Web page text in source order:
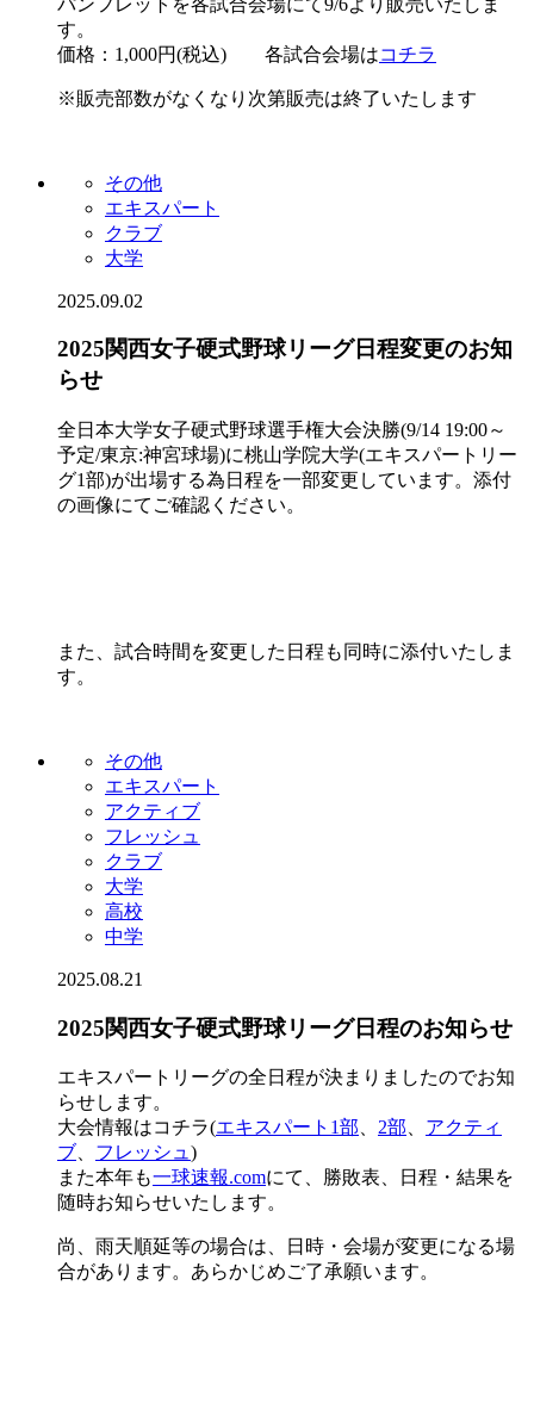
す。
価格：1,000円(税込) 各試合会場はコチラ
※販売部数がなくなり次第販売は終了いたします
その他
エキスパート
クラブ
大学
2025.09.02
2025関西女子硬式野球リーグ日程変更のお知
らせ
全日本大学女子硬式野球選手権大会決勝(9/14 19:00～
予定/東京:神宮球場)に桃山学院大学(エキスパートリー
グ1部)が出場する為日程を一部変更しています。添付
の画像にてご確認ください。
また、試合時間を変更した日程も同時に添付いたしま
す。
その他
エキスパート
アクティブ
フレッシュ
クラブ
大学
高校
中学
2025.08.21
2025関西女子硬式野球リーグ日程のお知らせ
エキスパートリーグの全日程が決まりましたのでお知
らせします。
大会情報はコチラ(エキスパート1部、 2部、 アクティ
ブ、 フレッシュ)
また本年も一球速報.comにて、勝敗表、日程・結果を
随時お知らせいたします。
尚、雨天順延等の場合は、日時・会場が変更になる場
合があります。あらかじめご了承願います。